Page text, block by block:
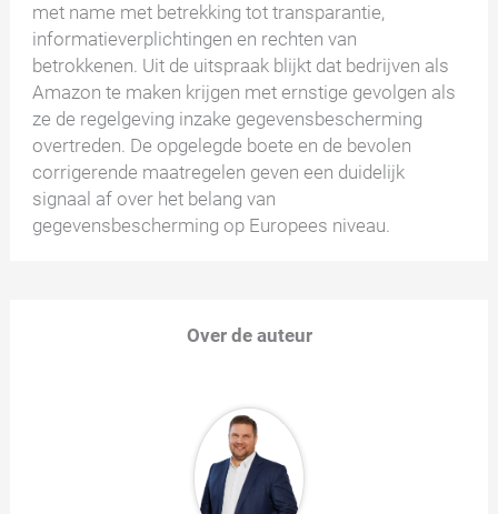
met name met betrekking tot transparantie,
informatieverplichtingen en rechten van
betrokkenen. Uit de uitspraak blijkt dat bedrijven als
Amazon te maken krijgen met ernstige gevolgen als
ze de regelgeving inzake gegevensbescherming
overtreden. De opgelegde boete en de bevolen
corrigerende maatregelen geven een duidelijk
signaal af over het belang van
gegevensbescherming op Europees niveau.
Over de auteur